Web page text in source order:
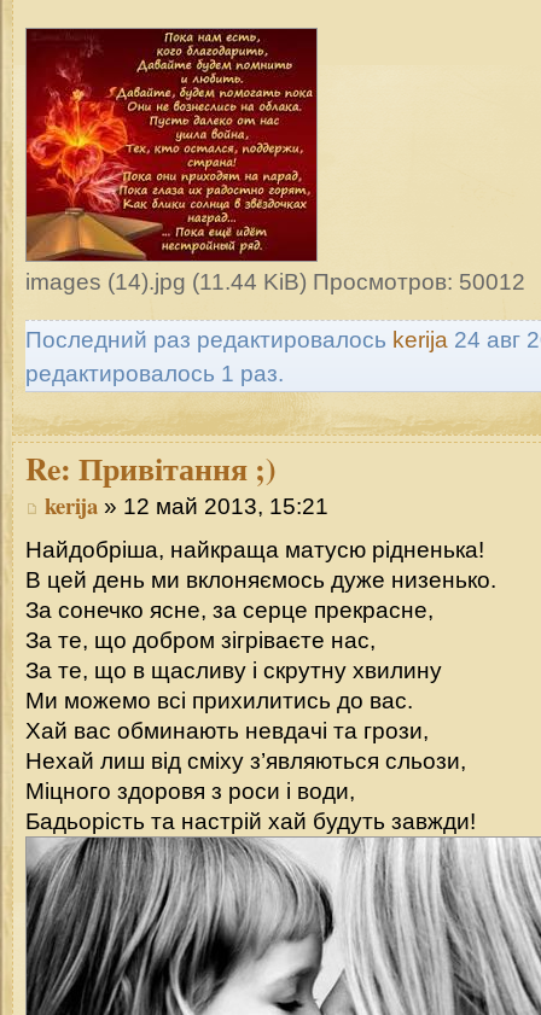
images (14).jpg (11.44 KiB) Просмотров: 50012
Последний раз редактировалось kerija 24 авг
редактировалось 1 раз.
Re: Привітання ;)
kerija » 12 май 2013, 15:21
Найдобріша, найкраща матусю рідненька!
В цей день ми вклоняємось дуже низенько.
За сонечко ясне, за серце прекрасне,
За те, що добром зігріваєте нас,
За те, що в щасливу і скрутну хвилину
Ми можемо всі прихилитись до вас.
Хай вас обминають невдачі та грози,
Нехай лиш від сміху з’являються сльози,
Міцного здоровя з роси і води,
Бадьорість та настрій хай будуть завжди!